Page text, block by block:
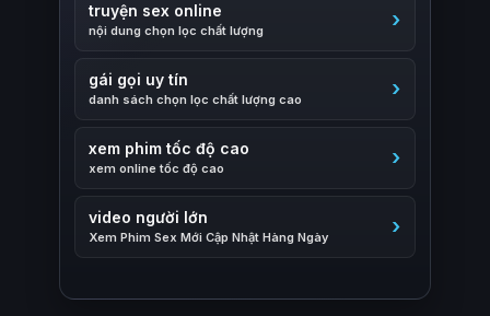
truyện sex online
nội dung chọn lọc chất lượng
gái gọi uy tín
danh sách chọn lọc chất lượng cao
xem phim tốc độ cao
xem online tốc độ cao
video người lớn
Xem Phim Sex Mới Cập Nhật Hàng Ngày